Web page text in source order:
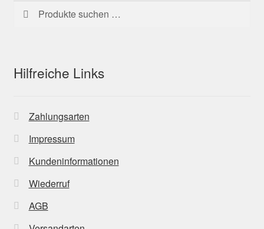
Suchen
nach:
Suchen
Hilfreiche Links
Zahlungsarten
Impressum
Kundeninformationen
Wiederruf
AGB